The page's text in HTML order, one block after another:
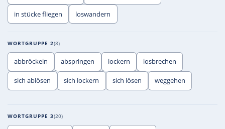
in stücke fliegen loswandern
WORTGRUPPE 2 8
abbröckeln abspringen lockern losbrechen
sich ablösen sich lockern sich lösen weggehen
WORTGRUPPE 3 20